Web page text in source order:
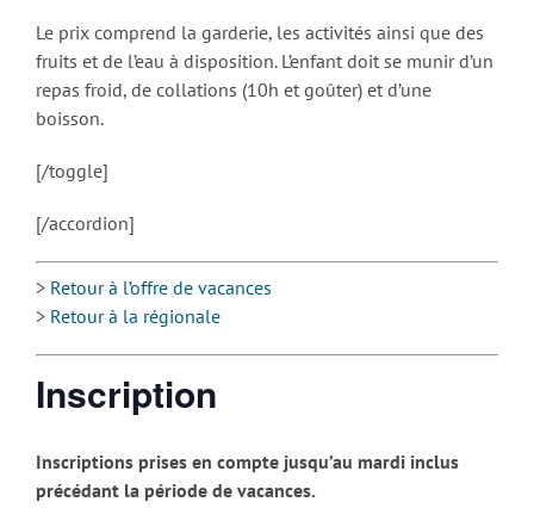
Le prix comprend la garderie, les activités ainsi que des
fruits et de l’eau à disposition. L’enfant doit se munir d’un
repas froid, de collations (10h et goûter) et d’une
boisson.
[/toggle]
[/accordion]
> Retour à l’offre de vacances
> Retour à la régionale
Inscription
Inscriptions prises en compte jusqu’au mardi inclus
précédant la période de vacances.